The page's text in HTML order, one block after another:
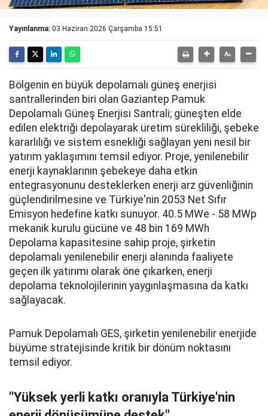
Yayınlanma: 03 Haziran 2026 Çarşamba 15:51
Bölgenin en büyük depolamalı güneş enerjisi
santrallerinden biri olan Gaziantep Pamuk
Depolamalı Güneş Enerjisi Santrali; güneşten elde
edilen elektriği depolayarak üretim sürekliliği, şebeke
kararlılığı ve sistem esnekliği sağlayan yeni nesil bir
yatırım yaklaşımını temsil ediyor. Proje, yenilenebilir
enerji kaynaklarının şebekeye daha etkin
entegrasyonunu desteklerken enerji arz güvenliğinin
güçlendirilmesine ve Türkiye'nin 2053 Net Sıfır
Emisyon hedefine katkı sunuyor. 40.5 MWe - 58 MWp
mekanik kurulu gücüne ve 48 bin 169 MWh
Depolama kapasitesine sahip proje, şirketin
depolamalı yenilenebilir enerji alanında faaliyete
geçen ilk yatırımı olarak öne çıkarken, enerji
depolama teknolojilerinin yaygınlaşmasına da katkı
sağlayacak.
Pamuk Depolamalı GES, şirketin yenilenebilir enerjide
büyüme stratejisinde kritik bir dönüm noktasını
temsil ediyor.
"Yüksek yerli katkı oranıyla Türkiye'nin